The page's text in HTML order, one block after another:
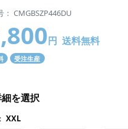
： CMGBSZP446DU
円 送料無料
受注生産
を選択
XXL